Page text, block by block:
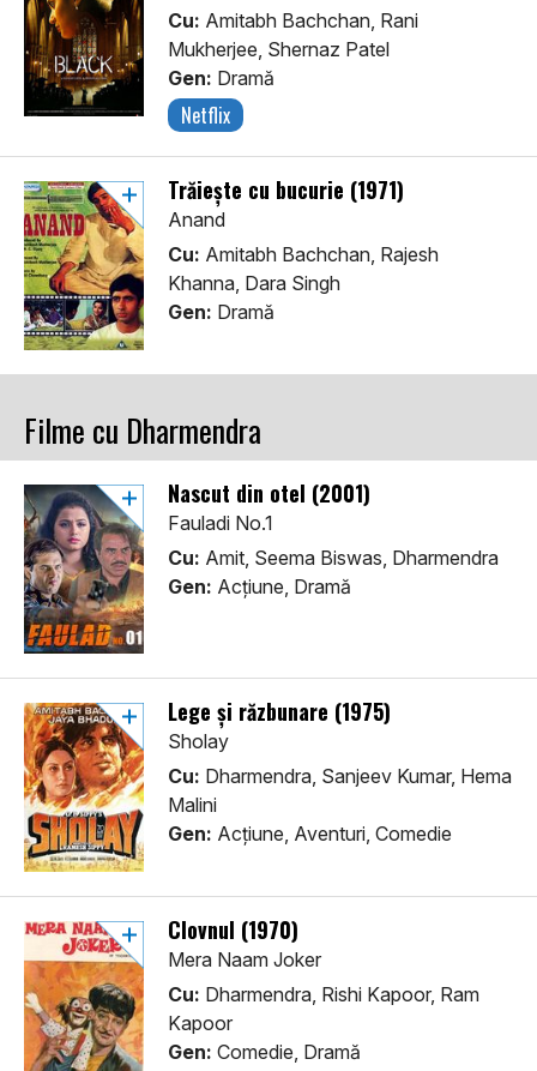
Cu: Amitabh Bachchan, Rani
Mukherjee, Shernaz Patel
Gen: Dramă
Netflix
Trăiește cu bucurie (1971)
Anand
Cu: Amitabh Bachchan, Rajesh
Khanna, Dara Singh
Gen: Dramă
Filme cu Dharmendra
Nascut din otel (2001)
Fauladi No.1
Cu: Amit, Seema Biswas, Dharmendra
Gen: Acţiune, Dramă
Lege și răzbunare (1975)
Sholay
Cu: Dharmendra, Sanjeev Kumar, Hema
Malini
Gen: Acţiune, Aventuri, Comedie
Clovnul (1970)
Mera Naam Joker
Cu: Dharmendra, Rishi Kapoor, Ram
Kapoor
Gen: Comedie, Dramă